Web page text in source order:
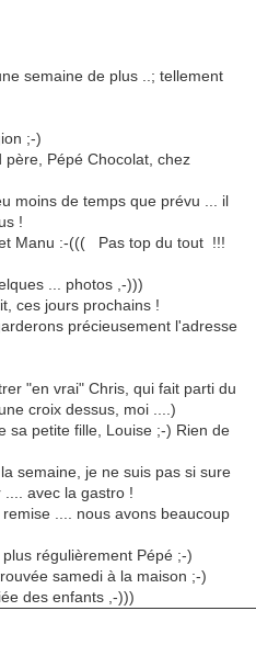
semaine de plus ..; tellement
;-)
Pépé Chocolat, chez
moins de temps que prévu ... il
!
Manu :-((( Pas top du tout !!!
... photos ,-)))
ces jours prochains !
précieusement l'adresse
"en vrai" Chris, qui fait parti du
croix dessus, moi ....)
sa petite fille, Louise ;-) Rien de
semaine, je ne suis pas si sure
avec la gastro !
.... nous avons beaucoup
régulièrement Pépé ;-)
samedi à la maison ;-)
des enfants ,-)))